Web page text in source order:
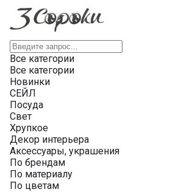
Все категории
Все категории
Новинки
СЕЙЛ
Посуда
Свет
Хрупкое
Декор интерьера
Аксессуары, украшения
По брендам
По материалу
По цветам